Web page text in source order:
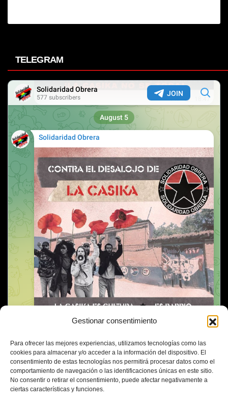
Gestionar consentimiento
Para ofrecer las mejores experiencias, utilizamos tecnologías como las
cookies para almacenar y/o acceder a la información del dispositivo. El
consentimiento de estas tecnologías nos permitirá procesar datos como el
comportamiento de navegación o las identificaciones únicas en este sitio.
No consentir o retirar el consentimiento, puede afectar negativamente a
ciertas características y funciones.
TELEGRAM